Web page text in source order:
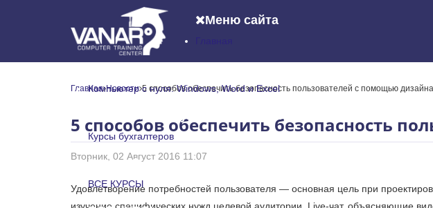
Меню сайта
Компьютер с нуля: Windows, Word и Excel
Компьютер с нуля: Windows, Word и Excel
Курсы бухгалтеров
Курсы бухгалтеров
ВСЕ КУРСЫ
Главная Новости 5 способов обеспечить безопасность пользователей с помощью дизайна
5 способов обеспечить безопасность
Вторник, 02 Август 2016 11:07
Удовлетворение потребностей пользователя — основная цель при